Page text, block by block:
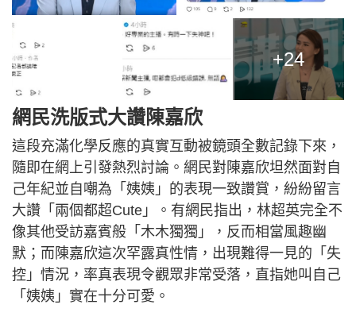
+24
網民洗版式大讚陳嘉欣
這段充滿化學反應的真實互動被鏡頭全數記錄下來，
隨即在網上引發熱烈討論。網民對陳嘉欣坦然面對自
己年紀並自嘲為「姨姨」的表現一致讚賞，紛紛留言
大讚「兩個都超Cute」。有網民指出，林超英完全不
像其他受訪嘉賓般「木木獨獨」，反而相當風趣幽
默；而陳嘉欣這次罕露真性情，出現難得一見的「失
控」情況，率真表現令觀眾非常受落，直指她叫自己
「姨姨」實在十分可愛。